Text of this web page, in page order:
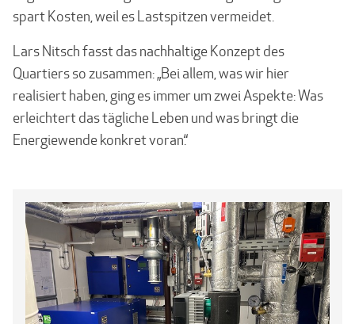
spart Kosten, weil es Lastspitzen vermeidet.
Lars Nitsch fasst das nachhaltige Konzept des
Quartiers so zusammen: „Bei allem, was wir hier
realisiert haben, ging es immer um zwei Aspekte: Was
erleichtert das tägliche Leben und was bringt die
Energie­wende konkret voran.“